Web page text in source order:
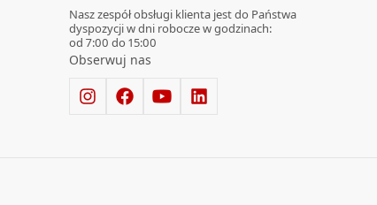
Nasz zespół obsługi klienta jest do Państwa
dyspozycji w dni robocze w godzinach:
od 7:00 do 15:00
Obserwuj nas